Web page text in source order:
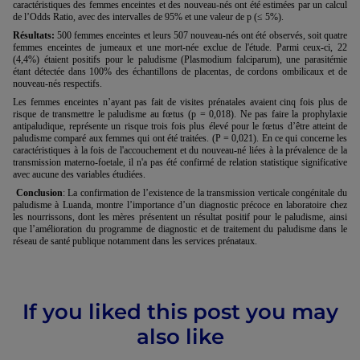
caractéristiques des femmes enceintes et des nouveau-nés ont été estimées par un calcul
de l’Odds Ratio, avec des intervalles de 95% et une valeur de p (≤ 5%).
Résultats: 500 femmes enceintes et leurs 507 nouveau-nés ont été observés, soit quatre
femmes enceintes de jumeaux et une mort-née exclue de l'étude. Parmi ceux-ci, 22
(4,4%) étaient positifs pour le paludisme (Plasmodium falciparum), une parasitémie
étant détectée dans 100% des échantillons de placentas, de cordons ombilicaux et de
nouveau-nés respectifs.
Les femmes enceintes n’ayant pas fait de visites prénatales avaient cinq fois plus de
risque de transmettre le paludisme au fœtus (p = 0,018). Ne pas faire la prophylaxie
antipaludique, représente un risque trois fois plus élevé pour le fœtus d’être atteint de
paludisme comparé aux femmes qui ont été traitées. (P = 0,021). En ce qui concerne les
caractéristiques à la fois de l'accouchement et du nouveau-né liées à la prévalence de la
transmission materno-foetale, il n'a pas été confirmé de relation statistique significative
avec aucune des variables étudiées.
Conclusion: La confirmation de l’existence de la transmission verticale congénitale du
paludisme à Luanda, montre l’importance d’un diagnostic précoce en laboratoire chez
les nourrissons, dont les mères présentent un résultat positif pour le paludisme, ainsi
que l’amélioration du programme de diagnostic et de traitement du paludisme dans le
réseau de santé publique notamment dans les services prénataux.
If you liked this post you may
also like